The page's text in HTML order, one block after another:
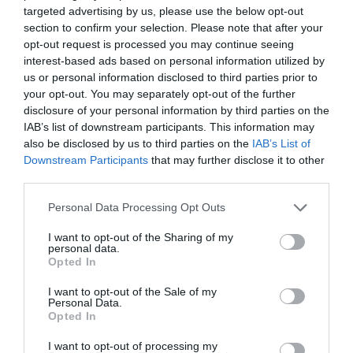
targeted advertising by us, please use the below opt-out
section to confirm your selection. Please note that after your
opt-out request is processed you may continue seeing
interest-based ads based on personal information utilized by
us or personal information disclosed to third parties prior to
your opt-out. You may separately opt-out of the further
disclosure of your personal information by third parties on the
IAB’s list of downstream participants. This information may
also be disclosed by us to third parties on the IAB’s List of
Downstream Participants that may further disclose it to other
Personal Data Processing Opt Outs
I want to opt-out of the Sharing of my
personal data.
Opted In
I want to opt-out of the Sale of my
Personal Data.
Opted In
I want to opt-out of processing my
aeroport, payent moins
cher et apres ralent
contre la presence de
l’aeroport. C’est ridicule.
Il n’y avait que quelques
quelques fermes dans
la zone de bruit autour
de Roissy a l’epoque.
On savait des la
construction que la
France voulait faire de
plateforme
savaient bien qu’il y
arreter de prendre les
personnes passent par